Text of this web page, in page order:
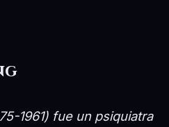
1961) fue un psiquiatra